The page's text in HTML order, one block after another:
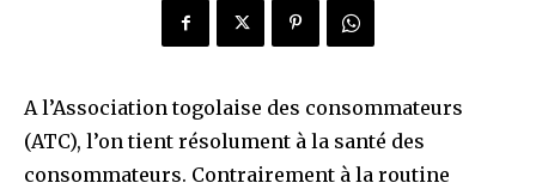
A l’Association togolaise des consommateurs
(ATC), l’on tient résolument à la santé des
consommateurs. Contrairement à la routine